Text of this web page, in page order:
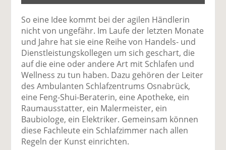
So eine Idee kommt bei der agilen Händlerin
nicht von ungefähr. Im Laufe der letzten Monate
und Jahre hat sie eine Reihe von Handels- und
Dienstleistungskollegen um sich geschart, die
auf die eine oder andere Art mit Schlafen und
Wellness zu tun haben. Dazu gehören der Leiter
des Ambulanten Schlafzentrums Osnabrück,
eine Feng-Shui-Beraterin, eine Apotheke, ein
Raumausstatter, ein Malermeister, ein
Baubiologe, ein Elektriker. Gemeinsam können
diese Fachleute ein Schlafzimmer nach allen
Regeln der Kunst einrichten.